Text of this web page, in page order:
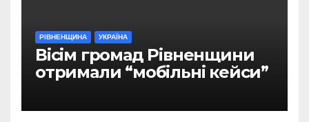
РІВНЕНЩИНА УКРАЇНА
Вісім громад Рівненщини
отримали “мобільні кейси”